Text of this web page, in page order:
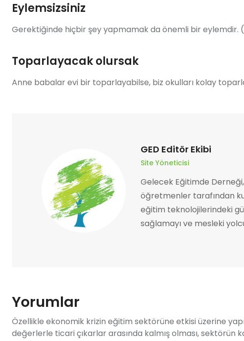
Eylemsizsiniz
Gerektiğinde hiçbir şey yapmamak da önemli bir eylemdir.
Toparlayacak olursak
Anne babalar evi bir toparlayabilse, biz okulları kolay
GED Editör Ekibi
Site Yöneticisi
Gelecek Eğitimde
öğretmenler tarafından
eğitim teknolojilerindeki
sağlamayı ve mesleki
Yorumlar
Özellikle ekonomik krizin eğitim sektörüne etkisi üzerine
değerlerle ticari çıkarlar arasında kalmış olması, sektörün